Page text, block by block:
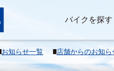
バイクを探す
お知らせ一覧 店舗からのお知ら